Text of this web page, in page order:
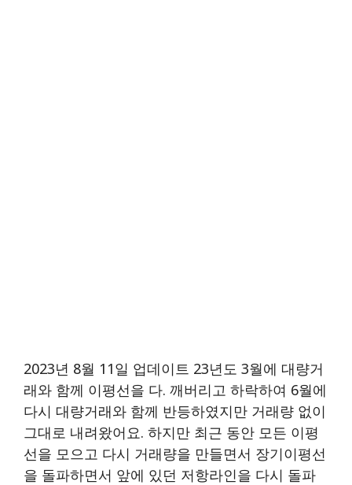
2023년 8월 11일 업데이트 23년도 3월에 대량거
래와 함께 이평선을 다. 깨버리고 하락하여 6월에
다시 대량거래와 함께 반등하였지만 거래량 없이
그대로 내려왔어요. 하지만 최근 동안 모든 이평
선을 모으고 다시 거래량을 만들면서 장기이평선
을 돌파하면서 앞에 있던 저항라인을 다시 돌파